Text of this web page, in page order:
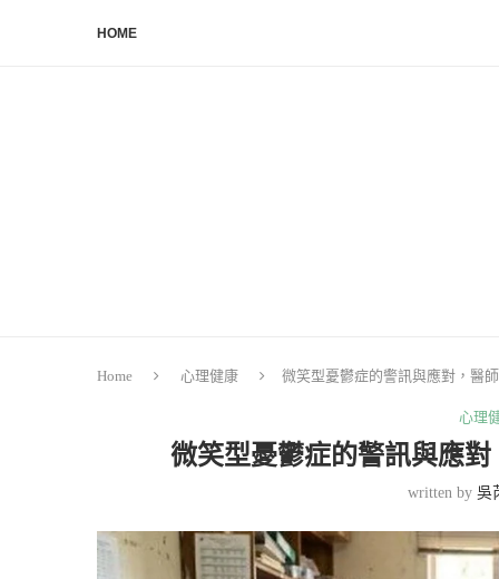
HOME
Home 心理健康 微笑型憂鬱症的警訊與應對，醫
心理
微笑型憂鬱症的警訊與應
written by吳